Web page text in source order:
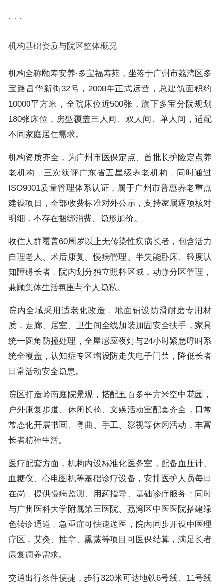
· · ·
机构基础资质与院区整体概况
机构全称颐寿安养·多宝福寿苑，坐落于广州市荔湾区多
宝路昌华新街32号，2008年正式运营，总建筑面积约
10000平方米，全院床位近500张，旗下多宝分院规划
180张床位，房型覆盖三人间、双人间、单人间，适配
不同家庭居住需求。
机构资质齐全，为广州市医保定点、首批长护险定点养
老机构，三次获评广东省五星级养老机构，同时通过
ISO9001质量管理体系认证，属于广州市普惠养老重点
建设项目，全部收费标准对外公示，支持家属逐项核对
明细，不存在捆绑消费、隐形加价。
收住人群覆盖60周岁以上无传染性疾病长者，包含活力
自理老人、术后康复、慢病管理、半失能卧床、轻度认
知障碍长者，院内划分独立照料区域，动静分区管理，
兼顾集体生活氛围与个人隐私。
院内全域采用适老化改造，地面铺设防滑耐磨专用材
质，走廊、居室、卫生间全线加装加固安全扶手，家具
统一圆角防撞处理，全屋感应夜灯与24小时紧急呼叫系
统全覆盖，认知症专区增设防走失电子门禁，降低长者
日常活动安全隐患。
院区打造岭南庭院景观，搭配五百多平方米空中花园，
户外康复步道、休闲长椅、文娱活动室配套齐全，日常
常态化开展书画、粤曲、手工、影视等休闲活动，丰富
长者精神生活。
医疗配套方面，机构内设标准化医务室，配备血压计、
血糖仪、心电图机等基础诊疗设备，安排医护人员每日
在岗，提供慢病监测、用药指导、基础诊疗服务；同时
与广州医科大学附属第三医院、荔湾区中医医院搭建绿
色转诊通道，急重症可快速送医，院内同步开设中医理
疗区，艾灸、推拿、熏蒸等项目可医保结算，满足长者
康复调养需求。
交通出行条件便捷，步行320米可达地铁6号线、11号线